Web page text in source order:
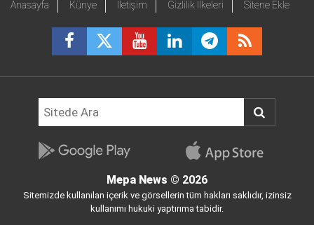
Anasayfa Künye İletişim Gizlilik İlkeleri Sitene Ekle
Mepa News © 2026
Sitemizde kullanılan içerik ve görsellerin tüm hakları saklıdır, izinsiz
kullanımı hukuki yaptırıma tabidir.